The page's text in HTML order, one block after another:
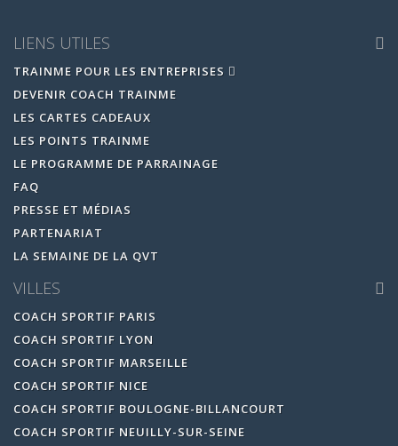
LIENS UTILES
TRAINME POUR LES ENTREPRISES
DEVENIR COACH TRAINME
LES CARTES CADEAUX
LES POINTS TRAINME
LE PROGRAMME DE PARRAINAGE
FAQ
PRESSE ET MÉDIAS
PARTENARIAT
LA SEMAINE DE LA QVT
VILLES
COACH SPORTIF PARIS
COACH SPORTIF LYON
COACH SPORTIF MARSEILLE
COACH SPORTIF NICE
COACH SPORTIF BOULOGNE-BILLANCOURT
COACH SPORTIF NEUILLY-SUR-SEINE